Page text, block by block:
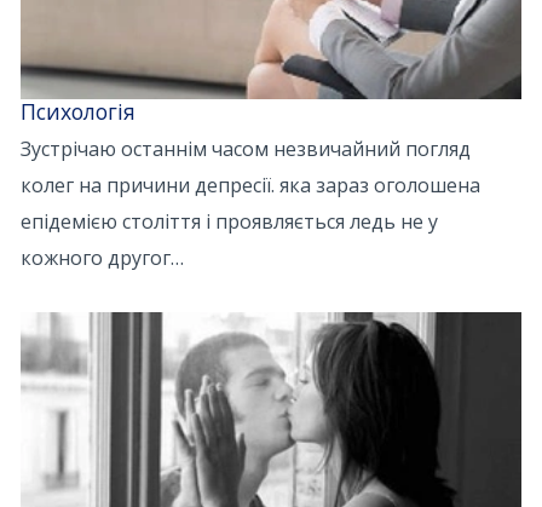
Психологія
Зустрічаю останнім часом незвичайний погляд
колег на причини депресії. яка зараз оголошена
епідемією століття і проявляється ледь не у
кожного другог…